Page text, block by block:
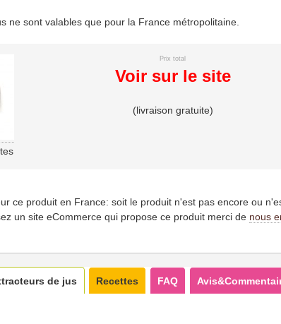
ne sont valables que pour la France métropolitaine.
Prix total
Voir sur le site
(livraison gratuite)
ce produit en France: soit le produit n'est pas encore ou
un site eCommerce qui propose ce produit merci de nous
de jus Recettes FAQ